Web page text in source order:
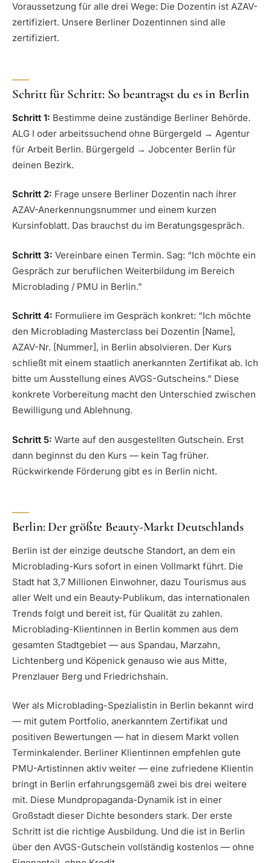
Voraussetzung für alle drei Wege: Die Dozentin ist AZAV-
zertifiziert. Unsere Berliner Dozentinnen sind alle
zertifiziert.
Schritt für Schritt: So beantragst du es in Berlin
Schritt 1: Bestimme deine zuständige Berliner Behörde.
ALG I oder arbeitssuchend ohne Bürgergeld → Agentur
für Arbeit Berlin. Bürgergeld → Jobcenter Berlin für
deinen Bezirk.
Schritt 2: Frage unsere Berliner Dozentin nach ihrer
AZAV-Anerkennungsnummer und einem kurzen
Kursinfoblatt. Das brauchst du im Beratungsgespräch.
Schritt 3: Vereinbare einen Termin. Sag: “Ich möchte ein
Gespräch zur beruflichen Weiterbildung im Bereich
Microblading / PMU in Berlin.”
Schritt 4: Formuliere im Gespräch konkret: “Ich möchte
den Microblading Masterclass bei Dozentin [Name],
AZAV-Nr. [Nummer], in Berlin absolvieren. Der Kurs
schließt mit einem staatlich anerkannten Zertifikat ab. Ich
bitte um Ausstellung eines AVGS-Gutscheins.” Diese
konkrete Vorbereitung macht den Unterschied zwischen
Bewilligung und Ablehnung.
Schritt 5: Warte auf den ausgestellten Gutschein. Erst
dann beginnst du den Kurs — kein Tag früher.
Rückwirkende Förderung gibt es in Berlin nicht.
Berlin: Der größte Beauty-Markt Deutschlands
Berlin ist der einzige deutsche Standort, an dem ein
Microblading-Kurs sofort in einen Vollmarkt führt. Die
Stadt hat 3,7 Millionen Einwohner, dazu Tourismus aus
aller Welt und ein Beauty-Publikum, das internationalen
Trends folgt und bereit ist, für Qualität zu zahlen.
Microblading-Klientinnen in Berlin kommen aus dem
gesamten Stadtgebiet — aus Spandau, Marzahn,
Lichtenberg und Köpenick genauso wie aus Mitte,
Prenzlauer Berg und Friedrichshain.
Wer als Microblading-Spezialistin in Berlin bekannt wird
— mit gutem Portfolio, anerkanntem Zertifikat und
positiven Bewertungen — hat in diesem Markt vollen
Terminkalender. Berliner Klientinnen empfehlen gute
PMU-Artistinnen aktiv weiter — eine zufriedene Klientin
bringt in Berlin erfahrungsgemäß zwei bis drei weitere
mit. Diese Mundpropaganda-Dynamik ist in einer
Großstadt dieser Dichte besonders stark. Der erste
Schritt ist die richtige Ausbildung. Und die ist in Berlin
über den AVGS-Gutschein vollständig kostenlos — ohne